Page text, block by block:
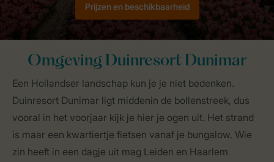
Prijzen en beschikbaarheid
Omgeving Duinresort Dunimar
Een Hollandser landschap kun je je niet bedenken.
Duinresort Dunimar ligt middenin de bollenstreek, dus
vooral in het voorjaar kijk je hier je ogen uit. Het strand
is maar een kwartiertje fietsen vanaf je bungalow. Wie
zin heeft in een dagje uit mag Leiden en Haarlem